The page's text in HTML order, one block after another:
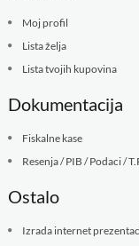
Moj profil
Lista želja
Lista tvojih kupovina
Dokumentacija
Fiskalne kase
Resenja / PIB / Podaci /
Ostalo
Izrada internet